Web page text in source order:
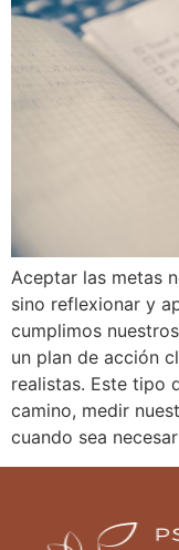
Aceptar las metas
sino reflexionar y
cumplimos
un plan de acción
realistas. Este tipo
camino, medir
cuando sea